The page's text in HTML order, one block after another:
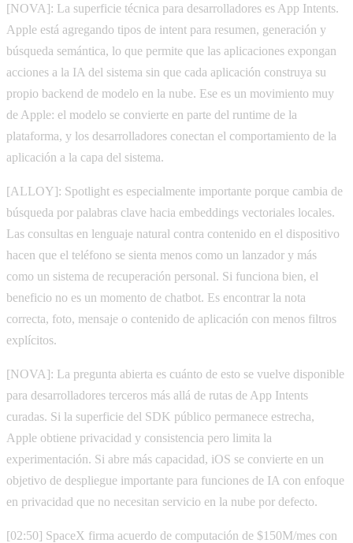
[NOVA]: La superficie técnica para desarrolladores es App Intents.
Apple está agregando tipos de intent para resumen, generación y
búsqueda semántica, lo que permite que las aplicaciones expongan
acciones a la IA del sistema sin que cada aplicación construya su
propio backend de modelo en la nube. Ese es un movimiento muy
de Apple: el modelo se convierte en parte del runtime de la
plataforma, y los desarrolladores conectan el comportamiento de la
aplicación a la capa del sistema.
[ALLOY]: Spotlight es especialmente importante porque cambia de
búsqueda por palabras clave hacia embeddings vectoriales locales.
Las consultas en lenguaje natural contra contenido en el dispositivo
hacen que el teléfono se sienta menos como un lanzador y más
como un sistema de recuperación personal. Si funciona bien, el
beneficio no es un momento de chatbot. Es encontrar la nota
correcta, foto, mensaje o contenido de aplicación con menos filtros
explícitos.
[NOVA]: La pregunta abierta es cuánto de esto se vuelve disponible
para desarrolladores terceros más allá de rutas de App Intents
curadas. Si la superficie del SDK público permanece estrecha,
Apple obtiene privacidad y consistencia pero limita la
experimentación. Si abre más capacidad, iOS se convierte en un
objetivo de despliegue importante para funciones de IA con enfoque
en privacidad que no necesitan servicio en la nube por defecto.
[02:50] SpaceX firma acuerdo de computación de $150M/mes con